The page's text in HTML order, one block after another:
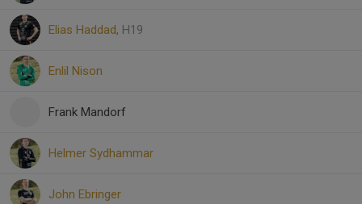
Elias Haddad, H19
Enlil Nison
Frank Mandorf
Helmer Sydhammar
John Ebringer